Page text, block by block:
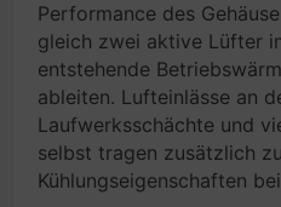
Performance des
gleich zwei aktive Lüfter
entstehende
ableiten. Lufteinlässe an
Laufwerksschächte und
selbst tragen zusätzlich
Kühlungseigenschaften